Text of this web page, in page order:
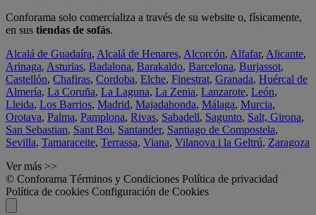
Conforama solo comercializa a través de su website o, físicamente,
en sus tiendas de sofás.
Alcalá de Guadaíra, Alcalá de Henares, Alcorcón, Alfafar, Alicante,
Arinaga, Asturias, Badalona, Barakaldo, Barcelona, Burjassot,
Castellón, Chafiras, Cordoba, Elche, Finestrat, Granada, Huércal de
Almería, La Coruña, La Laguna, La Zenia, Lanzarote, León,
Lleida, Los Barrios, Madrid, Majadahonda, Málaga, Murcia,
Orotava, Palma, Pamplona, Rivas, Sabadell, Sagunto, Salt, Girona,
San Sebastian, Sant Boi, Santander, Santiago de Compostela,
Sevilla, Tamaraceite, Terrassa, Viana, Vilanova i la Geltrú, Zaragoza
Ver más >>
© Conforama Términos y Condiciones Política de privacidad
Política de cookies Configuración de Cookies